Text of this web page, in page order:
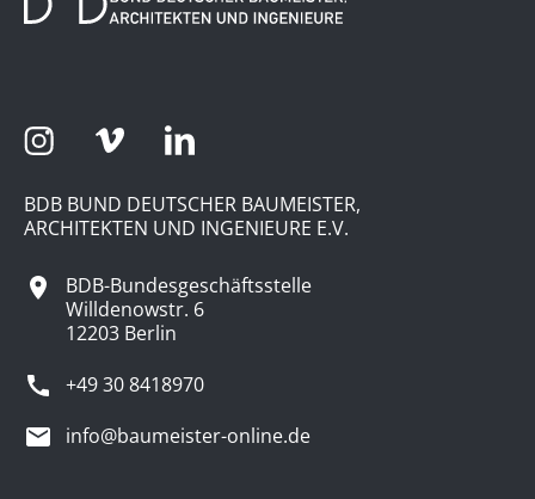
BDB BUND DEUTSCHER BAUMEISTER,
ARCHITEKTEN UND INGENIEURE E.V.
BDB-Bundesgeschäftsstelle
Willdenowstr. 6
12203 Berlin
+49 30 8418970
info@baumeister-online.de